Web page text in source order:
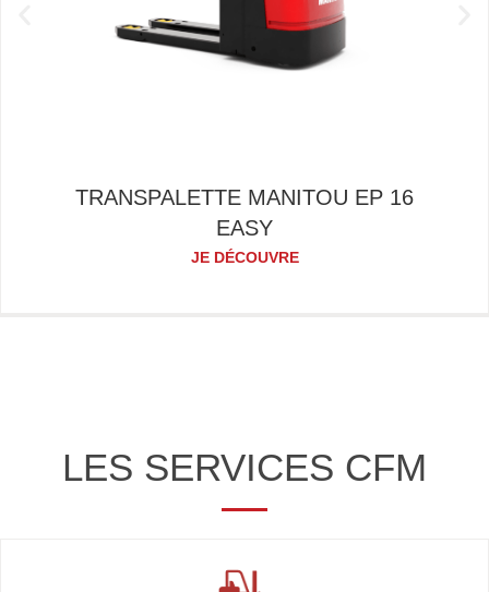
TRANSPALETTE MANITOU EP 16
EASY
JE DÉCOUVRE
LES SERVICES CFM